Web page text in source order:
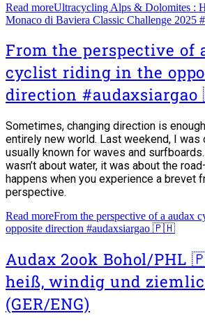
Read moreUltracycling Alps & Dolomites :
Monaco di Baviera Classic Challenge 2025
From the perspective of
cyclist riding in the
direction
Sometimes, changing direction is
entirely new world. Last weekend, I was
usually known for waves and
wasn’t about water, it was about the
happens when you experience a brevet
perspective.
Read moreFrom the perspective of a audax
opposite direction #audaxsiargao 🇵🇭
Audax 2ook Bohol/PHL
heiß, windig und
(GER/ENG)